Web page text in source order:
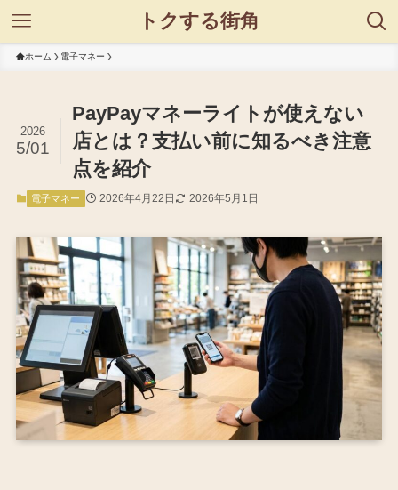
トクする街角
ホーム 電子マネー
PayPayマネーライトが使えない
店とは？支払い前に知るべき注意
点を紹介
2026
5/01
電子マネー 2026年4月22日 2026年5月1日